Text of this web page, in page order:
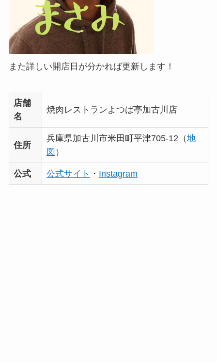
また詳しい開店日が分かれば更新します！
店舗
名
焼肉レストランよつば亭加古川店
住所
兵庫県加古川市米田町平津705-12（地
図 ）
公式 公式サイト ・ Instagram